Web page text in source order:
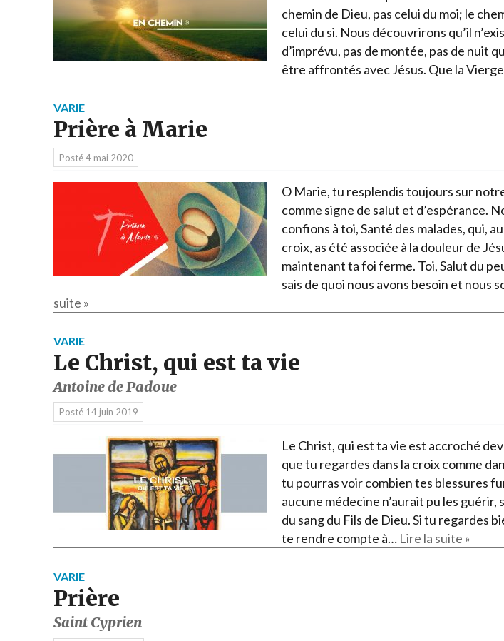
chemin de Dieu, pas celui du moi; le
celui du si. Nous découvrirons qu’il
d’imprévu, pas de montée, pas de nuit
être affrontés avec Jésus. Que la
VARIE
Prière à Marie
Posté4 mai 2020
O Marie, tu resplendis toujours sur
comme signe de salut et d’espérance.
confions à toi, Santé des malades, qui,
croix, as été associée à la douleur de
maintenant ta foi ferme. Toi, Salut du
sais de quoi nous avons besoin et nous
suite »
VARIE
Le Christ, qui est ta vie
Antoine de Padoue
Posté 14 juin 2019
Le Christ, qui est ta vie est accroché
que tu regardes dans la croix comme
tu pourras voir combien tes blessures
aucune médecine n’aurait pu les guérir,
du sang du Fils de Dieu. Si tu regardes
te rendre compte à… Lire la suite »
VARIE
Prière
Saint Cyprien